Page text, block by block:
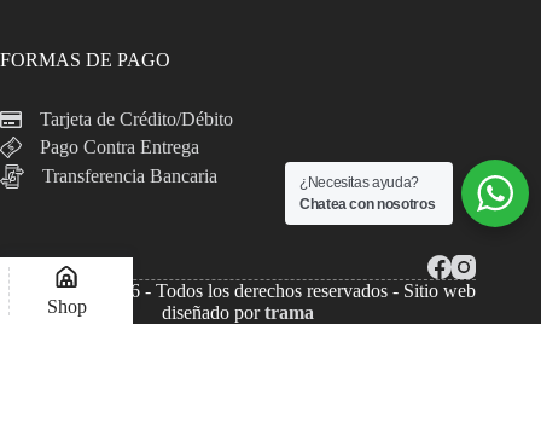
FORMAS DE PAGO
Tarjeta de Crédito/Débito
Pago Contra Entrega
Transferencia Bancaria
Copyright © 2026 - Todos los derechos reservados - Sitio web
diseñado portrama
¿Necesitas ayuda?
Chatea con nosotros
Shop